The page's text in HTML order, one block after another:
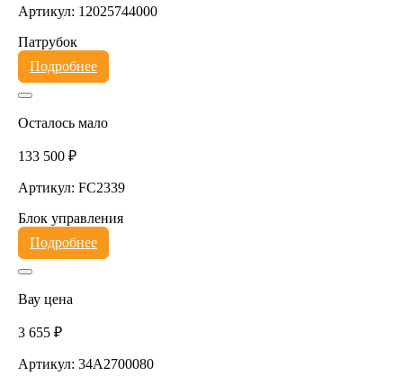
Артикул: 12025744000
Патрубок
Подробнее
Осталось мало
133 500 ₽
Артикул: FC2339
Блок управления
Подробнее
Вау цена
3 655 ₽
Артикул: 34A2700080